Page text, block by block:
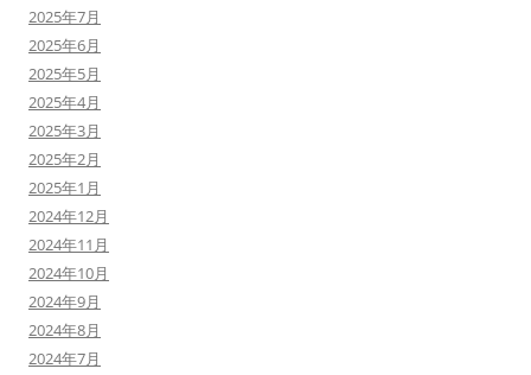
2025年7月
2025年6月
2025年5月
2025年4月
2025年3月
2025年2月
2025年1月
2024年12月
2024年11月
2024年10月
2024年9月
2024年8月
2024年7月